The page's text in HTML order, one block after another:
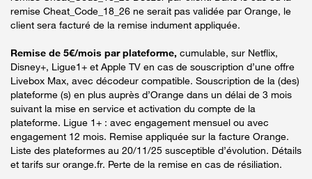
remise Cheat_Code_18_26 ne serait pas validée par Orange, le
client sera facturé de la remise indument appliquée.
Remise de 5€/mois par plateforme, cumulable, sur Netflix,
Disney+, Ligue1+ et Apple TV en cas de souscription d’une offre
Livebox Max, avec décodeur compatible. Souscription de la (des)
plateforme (s) en plus auprès d’Orange dans un délai de 3 mois
suivant la mise en service et activation du compte de la
plateforme. Ligue 1+ : avec engagement mensuel ou avec
engagement 12 mois. Remise appliquée sur la facture Orange.
Liste des plateformes au 20/11/25 susceptible d’évolution. Détails
et tarifs sur orange.fr. Perte de la remise en cas de résiliation.